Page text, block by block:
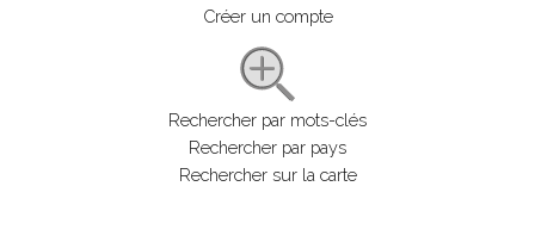
Créer un compte
Rechercher par mots-clés
Rechercher par pays
Rechercher sur la carte